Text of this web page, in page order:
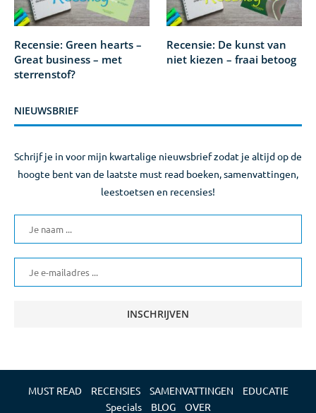
Recensie: Green hearts –
Great business – met
sterrenstof?
Recensie: De kunst van
niet kiezen – fraai betoog
NIEUWSBRIEF
Schrijf je in voor mijn kwartalige nieuwsbrief zodat je altijd op de
hoogte bent van de laatste must read boeken, samenvattingen,
leestoetsen en recensies!
MUST READ RECENSIES SAMENVATTINGEN
EDUCATIE
Specials
BLOG OVER